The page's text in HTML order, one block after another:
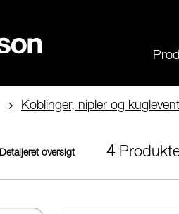
Koblinger, nipler og
Detaljeret oversigt 4